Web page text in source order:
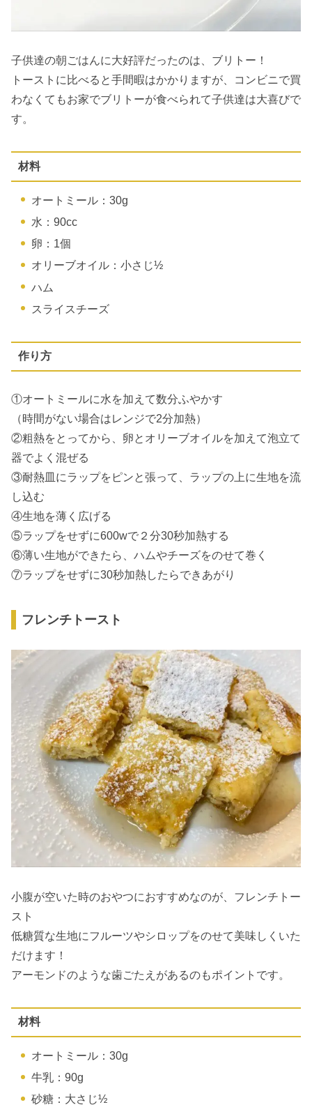
子供達の朝ごはんに大好評だったのは、ブリトー！
トーストに比べると手間暇はかかりますが、コンビニで買
わなくてもお家でブリトーが食べられて子供達は大喜びで
す。
材料
オートミール：30g
水：90cc
卵：1個
オリーブオイル：小さじ½
ハム
スライスチーズ
作り方
①オートミールに水を加えて数分ふやかす
（時間がない場合はレンジで2分加熱）
②粗熱をとってから、卵とオリーブオイルを加えて泡立て
器でよく混ぜる
③耐熱皿にラップをピンと張って、ラップの上に生地を流
し込む
④生地を薄く広げる
⑤ラップをせずに600wで２分30秒加熱する
⑥薄い生地ができたら、ハムやチーズをのせて巻く
⑦ラップをせずに30秒加熱したらできあがり
フレンチトースト
小腹が空いた時のおやつにおすすめなのが、フレンチトー
スト
低糖質な生地にフルーツやシロップをのせて美味しくいた
だけます！
アーモンドのような歯ごたえがあるのもポイントです。
材料
オートミール：30g
牛乳：90g
砂糖：大さじ½